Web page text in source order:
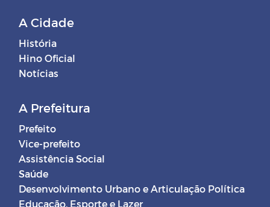
A Cidade
História
Hino Oficial
Notícias
A Prefeitura
Prefeito
Vice-prefeito
Assistência Social
Saúde
Desenvolvimento Urbano e Articulação Política
Educação, Esporte e Lazer